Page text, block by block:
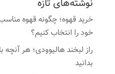
نوشته‌های تازه
خرید قهوه؛ چگونه قهوه
خود را انتخاب کنیم؟
راز لبخند هالیوودی؛ هر آنچه
بدانید